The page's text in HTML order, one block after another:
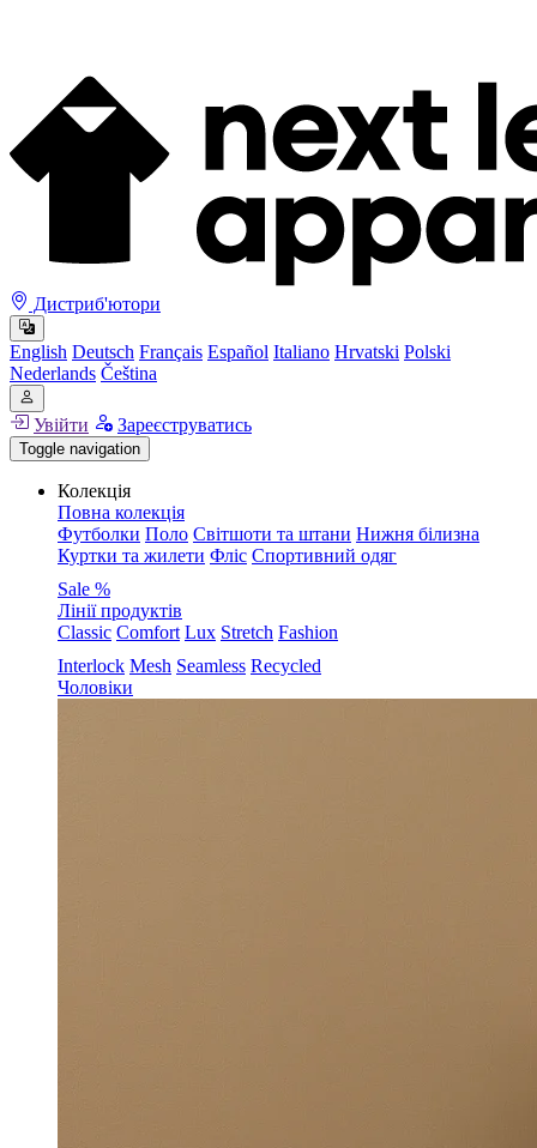
Дистриб'ютори
English Deutsch Français Español Italiano Hrvatski Polski
Nederlands Čeština
Увійти Зареєструватись
Toggle navigation
Колекція
Повна колекція
Футболки Поло Світшоти та штани Нижня білизна
Куртки та жилети Фліс Спортивний одяг
Sale %
Лінії продуктів
Classic Comfort Lux Stretch Fashion
Interlock Mesh Seamless Recycled
Чоловіки